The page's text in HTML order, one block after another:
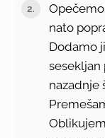
nato
Dodamo
sesekljan
nazadnje